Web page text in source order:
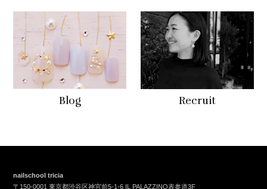
Blog Recruit
nailschool tricia
〒150-0001 東京都渋谷区神宮前5-1-6 IL PALAZZINO表参道3F